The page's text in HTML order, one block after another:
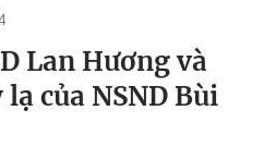
Lan Hương và
của NSND Bùi